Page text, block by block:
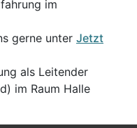
im
gerne unter Jetzt
als Leitender
im Raum Halle